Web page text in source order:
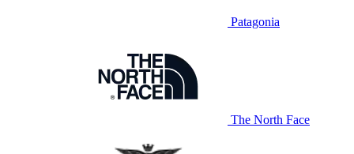
Patagonia
The North Face